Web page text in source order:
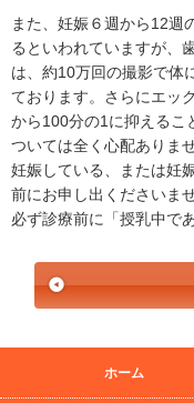
また、妊娠６週から12週
るといわれていますが、
は、約10万回の撮影で体
ております。さらにエッ
から100分の1に抑えるこ
ついては全く心配ありませ
妊娠している、または妊
前にお申し出くださいま
必ず診療前に「授乳中で
ホーム